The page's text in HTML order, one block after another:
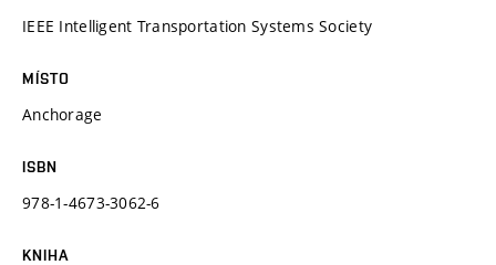
IEEE Intelligent Transportation Systems Society
MÍSTO
Anchorage
ISBN
978-1-4673-3062-6
KNIHA